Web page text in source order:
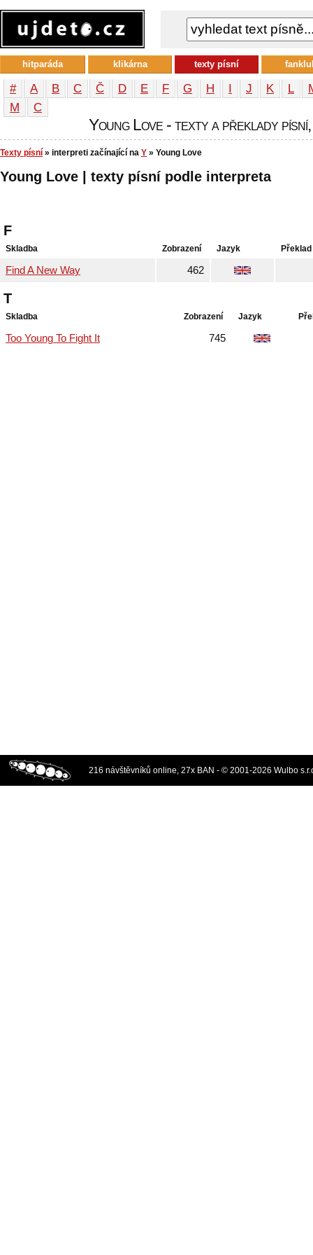
# A B C Č D E F G H I J K L
М
С
Young Love - texty a překlady
Texty písní » interpreti začínající na Y » Young Love
Young Love | texty písní podle interpreta
F
Skladba Zobrazení Jazyk Překlad
Find A New Way 462
T
Skladba Zobrazení Jazyk
Too Young To Fight It 745
hitparáda klikárna texty písní
216 návštěvníků online, 27x BAN - © 2001-2026 Wulbo